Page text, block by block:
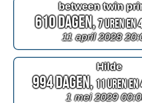
between twin
610 Dagen,7 Uren en
11 april 2028
Hilde
994 Dagen,11 Uren
1 mei 2029